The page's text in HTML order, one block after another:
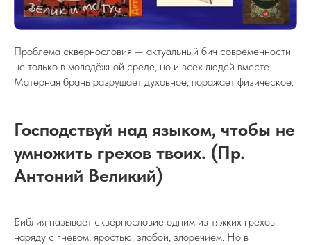
Проблема сквернословия — актуальный бич современности
не только в молодёжной среде, но и всех людей вместе.
Матерная брань разрушает духовное, поражает физическое.
Господствуй над языком, чтобы не
умножить грехов твоих. (Пр.
Антоний Великий)
Библия называет сквернословие одним из тяжких грехов
наряду с гневом, яростью, злобой, злоречием. Но в